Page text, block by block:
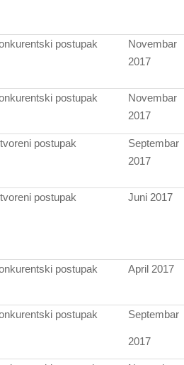
postupak
Novembar
2017
postupak
Novembar
2017
postupak
Septembar
2017
postupak Juni 2017
postupak April 2017
postupak Septembar
2017